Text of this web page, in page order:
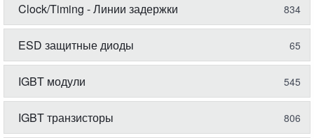
Clock/Timing - Линии задержки 834
ESD защитные диоды 65
IGBT модули 545
IGBT транзисторы 806